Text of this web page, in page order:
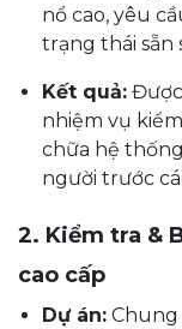
nổ cao, yêu
trạng thái sẵn
Kết quả:
nhiệm vụ
chữa hệ
người trước
2. Kiểm tra &
cao cấp
Dự án: Chung